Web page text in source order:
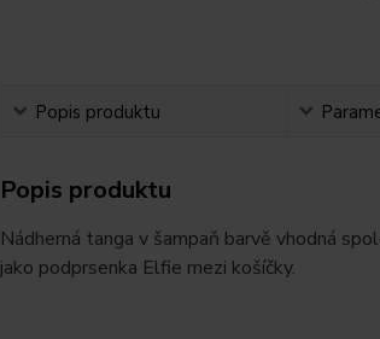
Popis produktu
Popis produktu
Nádherná tanga v šampaň barvě vhodná
jako podprsenka Elfie mezi košíčky.